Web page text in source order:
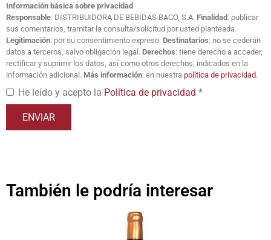
Información básica sobre privacidad
Responsable: DISTRIBUIDORA DE BEBIDAS BACO, S.A. Finalidad: publicar
sus comentarios, tramitar la consulta/solicitud por usted planteada.
Legitimación: por su consentimiento expreso. Destinatarios: no se cederán
datos a terceros, salvo obligación legal. Derechos: tiene derecho a acceder,
rectificar y suprimir los datos, así como otros derechos, indicados en la
información adicional. Más información: en nuestra política de privacidad.
He leído y acepto la Política de privacidad *
También le podría interesar